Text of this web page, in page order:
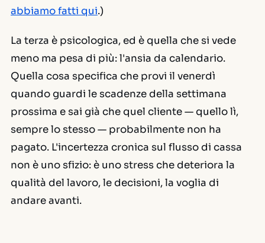
abbiamo fatti qui.)
La terza è psicologica, ed è quella che si vede
meno ma pesa di più: l'ansia da calendario.
Quella cosa specifica che provi il venerdì
quando guardi le scadenze della settimana
prossima e sai già che quel cliente — quello lì,
sempre lo stesso — probabilmente non ha
pagato. L'incertezza cronica sul flusso di cassa
non è uno sfizio: è uno stress che deteriora la
qualità del lavoro, le decisioni, la voglia di
andare avanti.